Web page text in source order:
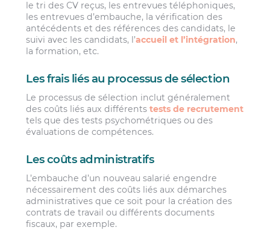
le tri des CV reçus, les entrevues téléphoniques,
les entrevues d’embauche, la vérification des
antécédents et des références des candidats, le
suivi avec les candidats, l’accueil et l’intégration,
la formation, etc.
Les frais liés au processus de sélection
Le processus de sélection inclut généralement
des coûts liés aux différentstests de recrutement
tels que des tests psychométriques ou des
évaluations de compétences.
Les coûts administratifs
L’embauche d’un nouveau salarié engendre
nécessairement des coûts liés aux démarches
administratives que ce soit pour la création des
contrats de travail ou différents documents
fiscaux, par exemple.